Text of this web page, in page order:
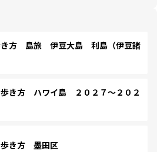
方 島旅 伊豆大島 利島（伊豆諸
き方 ハワイ島 ２０２７～２０２
き方 墨田区